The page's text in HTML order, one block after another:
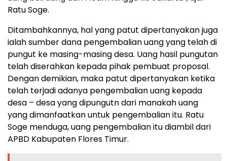
Ratu Soge.
Ditambahkannya, hal yang patut dipertanyakan juga
ialah sumber dana pengembalian uang yang telah di
pungut ke masing-masing desa. Uang hasil pungutan
telah diserahkan kepada pihak pembuat proposal.
Dengan demikian, maka patut dipertanyakan ketika
telah terjadi adanya pengembalian uang kepada
desa – desa yang dipungutn dari manakah uang
yang dimanfaatkan untuk pengembalian itu. Ratu
Soge menduga, uang pengembalian itu diambil dari
APBD Kabupaten Flores Timur.